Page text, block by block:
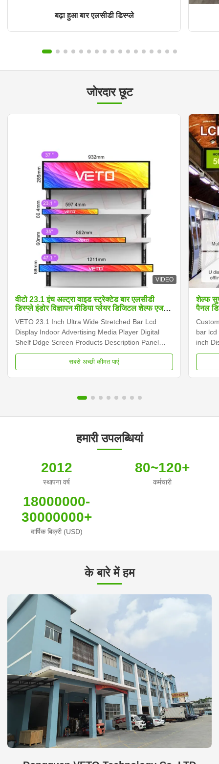
बढ़ा हुआ बार एलसीडी डिस्प्ले
जोरदार छूट
VIDEO
वीटो 23.1 इंच अल्ट्रा वाइड स्ट्रेक्टेड बार एलसीडी
डिस्प्ले इंडोर विज्ञापन मीडिया प्लेयर डिजिटल शेल्फ एज
VETO 23.1 Inch Ultra Wide Stretched Bar Lcd
Display Indoor Advertising Media Player Digital
Shelf Ddge Screen Products Description Panel
type 23.1 inch LCD screen Installation Wall mount
Display dimension 585.6mm *48.19mm Display
Color 16.7M Backlight LED backlight Operation
सबसे अच्छी कीमत पाएं
शेल्फ
पैनल
bar lcd
inch
हमारी उपलब्धियां
2012
स्थापना वर्ष
80~120+
कर्मचारी
18000000-
30000000+
वार्षिक बिक्री (USD)
के बारे में हम